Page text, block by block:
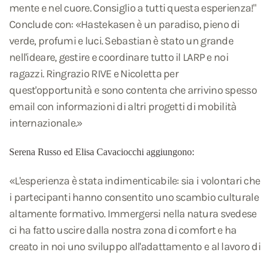
mente e nel cuore. Consiglio a tutti questa esperienza!"
Conclude con: «Hastekasen è un paradiso, pieno di
verde, profumi e luci. Sebastian è stato un grande
nell'ideare, gestire e coordinare tutto il LARP e noi
ragazzi. Ringrazio RIVE e Nicoletta per
quest'opportunità e sono contenta che arrivino spesso
email con informazioni di altri progetti di mobilità
internazionale.»
Serena Russo ed Elisa Cavaciocchi aggiungono:
«L'esperienza è stata indimenticabile: sia i volontari che
i partecipanti hanno consentito uno scambio culturale
altamente formativo. Immergersi nella natura svedese
ci ha fatto uscire dalla nostra zona di comfort e ha
creato in noi uno sviluppo all'adattamento e al lavoro di